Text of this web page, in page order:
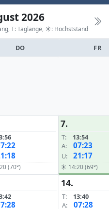
2026
T: Taglänge, ☀: Höchststand
DO FR
(70°)
7.
T:
13:54
A:
07:23
U: 21:17
☀ 14:20 (69°)
14.
T:
13:40
A:
07:28